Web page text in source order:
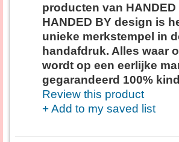
producten van HANDED
HANDED BY design is
unieke merkstempel in
handafdruk. Alles waar
wordt op een eerlijke
gegarandeerd 100%
Review this product
+ Add to my saved list